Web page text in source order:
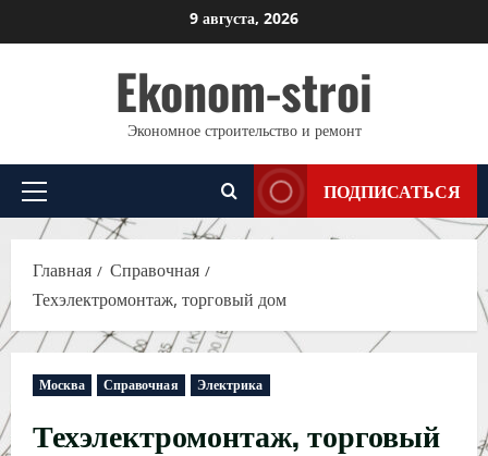
к
9 августа, 2026
Ekonom-stroi
Экономное строительство и ремонт
Основное
меню
ПОДПИСАТЬСЯ
Главная
Справочная
Техэлектромонтаж, торговый дом
Москва Справочная Электрика
Техэлектромонтаж, торговый